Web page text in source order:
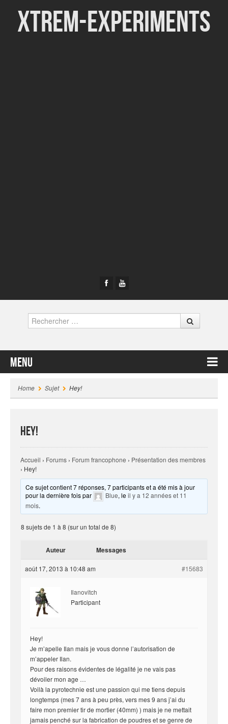
Xtrem-Experiments
Rechercher
Menu
Home
Sujet Hey!
Hey!
Accueil › Forums › Forum francophone › Présentation des membres
› Hey!
Ce sujet contient 7 réponses, 7 participants et a été mis à jour
pour la dernière fois par
Blue, leil y a 12 années et 11
mois.
8 sujets de 1 à 8 (sur un total de 8)
Auteur Messages
août 17, 2013 à 10:48 am #15683
Ilanovitch
Participant
Hey!
Je m’apelle Ilan mais je vous donne l’autorisation de
m’appeler Ilan.
Pour des raisons évidentes de légalité je ne vais pas
dévoiler mon age …
Voilà la pyrotechnie est une passion qui me tiens depuis
longtemps (mes 7 ans à peu près, vers mes 9 ans j’ai du
faire mon premier tir de mortier (40mm) ) mais je ne mettait
jamais penché sur la fabrication de poudres et se genre de